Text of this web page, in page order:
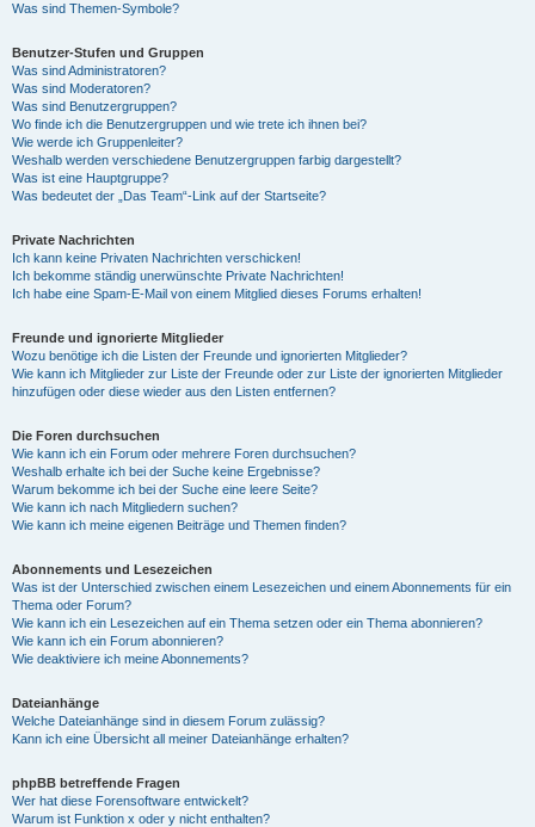
Was sind Themen-Symbole?
Benutzer-Stufen und Gruppen
Was sind Administratoren?
Was sind Moderatoren?
Was sind Benutzergruppen?
Wo finde ich die Benutzergruppen und wie trete ich ihnen bei?
Wie werde ich Gruppenleiter?
Weshalb werden verschiedene Benutzergruppen farbig dargestellt?
Was ist eine Hauptgruppe?
Was bedeutet der „Das Team“-Link auf der Startseite?
Private Nachrichten
Ich kann keine Privaten Nachrichten verschicken!
Ich bekomme ständig unerwünschte Private Nachrichten!
Ich habe eine Spam-E-Mail von einem Mitglied dieses Forums erhalten!
Freunde und ignorierte Mitglieder
Wozu benötige ich die Listen der Freunde und ignorierten Mitglieder?
Wie kann ich Mitglieder zur Liste der Freunde oder zur Liste der ignorierten Mitglieder
hinzufügen oder diese wieder aus den Listen entfernen?
Die Foren durchsuchen
Wie kann ich ein Forum oder mehrere Foren durchsuchen?
Weshalb erhalte ich bei der Suche keine Ergebnisse?
Warum bekomme ich bei der Suche eine leere Seite?
Wie kann ich nach Mitgliedern suchen?
Wie kann ich meine eigenen Beiträge und Themen finden?
Abonnements und Lesezeichen
Was ist der Unterschied zwischen einem Lesezeichen und einem Abonnements für ein
Thema oder Forum?
Wie kann ich ein Lesezeichen auf ein Thema setzen oder ein Thema abonnieren?
Wie kann ich ein Forum abonnieren?
Wie deaktiviere ich meine Abonnements?
Dateianhänge
Welche Dateianhänge sind in diesem Forum zulässig?
Kann ich eine Übersicht all meiner Dateianhänge erhalten?
phpBB betreffende Fragen
Wer hat diese Forensoftware entwickelt?
Warum ist Funktion x oder y nicht enthalten?